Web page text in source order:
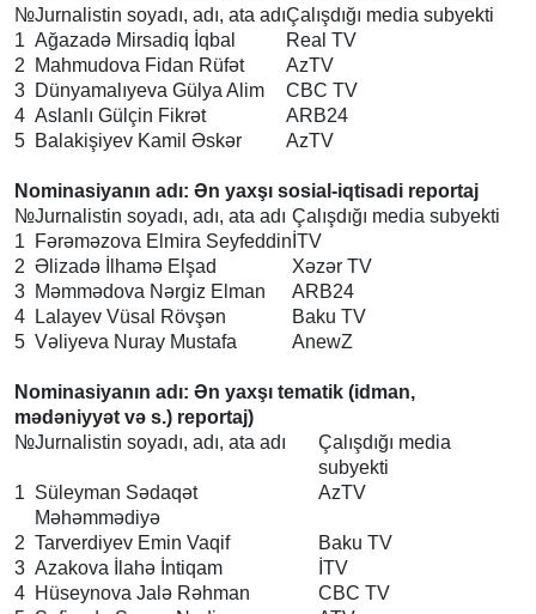
№Jurnalistin soyadı, adı, ata adıÇalışdığı media subyekti
1 Ağazadə Mirsadiq İqbal
Real TV
2
Mahmudova Fidan Rüfət
AzTV
3 Dünyamalıyeva Gülya Alim
CBC TV
4 Aslanlı Gülçin Fikrət
ARB24
5 Balakişiyev Kamil Əskər AzTV
Nominasiyanın adı: Ən yaxşı sosial-iqtisadi reportaj
№Jurnalistin soyadı, adı, ata adı Çalışdığı media subyekti
1
Fərəməzova Elmira Seyfeddin İTV
2 Əlizadə İlhamə Elşad
Xəzər TV
3 Məmmədova Nərgiz Elman
ARB24
4
Lalayev Vüsal Rövşən
Baku TV
5 Vəliyeva Nuray Mustafa AnewZ
Nominasiyanın adı: Ən yaxşı tematik (idman,
mədəniyyət və s.) reportaj)
№Jurnalistin soyadı, adı, ata adı
Çalışdığı media
subyekti
1 Süleyman Sədaqət
Məhəmmədiyə
AzTV
2 Tarverdiyev Emin Vaqif
Baku TV
3 Azakova İlahə İntiqam
İTV
4 Hüseynova Jalə Rəhman
CBC TV